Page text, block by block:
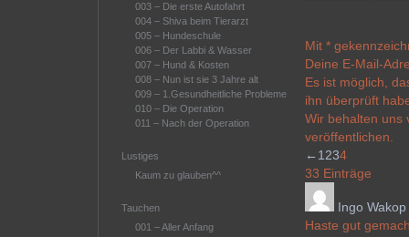
003 – Die erste Autofahrt
004 – Shiva beim Tierarzt
005 – Hundeschule
006 – Der Labbi & Wasser
007 – Hund & Kosten
008 – Nun ist sie 3 Jahre alt
009 – 1.Gesundheitliche Probleme
010 – Die Operation
011 – Nach der Operation
Lustiges
Kaum zu glauben^^
Tauchen
001 – Aller Anfang
Mit *
Deine E-Mail-
Es ist möglich,
ihn überprüft
Wir behalten uns
veröffentlichen.
Navigation
der
Gästebuchliste
← 1234
33 Einträge
Ingo Wakop
Haste gut